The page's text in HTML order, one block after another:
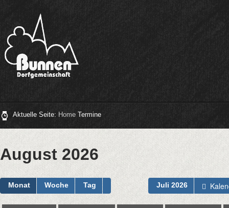
Aktuelle Seite: Home Termine
August 2026
Monat Woche Tag Juli 2026